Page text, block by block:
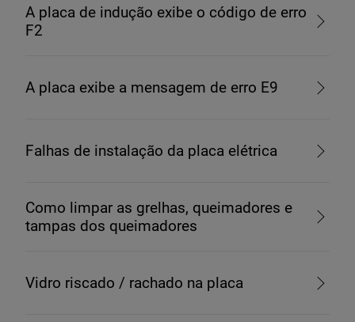
A placa de indução exibe o código de erro
F2
A placa exibe a mensagem de erro E9
Falhas de instalação da placa elétrica
Como limpar as grelhas, queimadores e
tampas dos queimadores
Vidro riscado / rachado na placa